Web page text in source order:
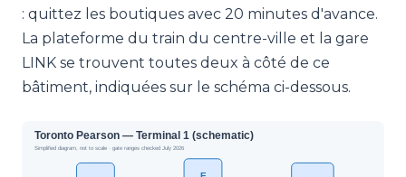
: quittez les boutiques avec 20 minutes d'avance.
La plateforme du train du centre-ville et la gare
LINK se trouvent toutes deux à côté de ce
bâtiment, indiquées sur le schéma ci-dessous.